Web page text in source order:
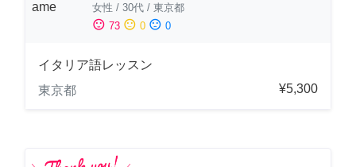
女性 / 30代 / 東京都
sentiment_satisfied 73 sentiment_neutral 0 sentiment_dissatisfied 0
イタリア語レッスン
東京都
¥5,300